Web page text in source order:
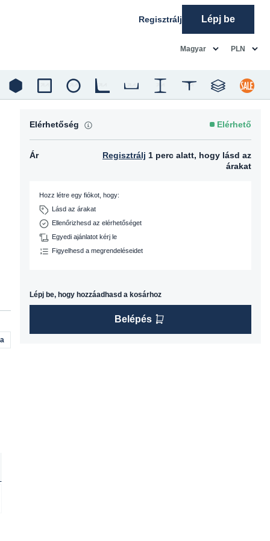
Regisztrálj Lépj be
Magyar PLN
Elérhetőség Elérhető
Ár Regisztrálj 1 perc alatt, hogy lásd az
árakat
Hozz létre egy fiókot, hogy:
Lásd az árakat
Ellenőrizhesd az elérhetőséget
Egyedi ajánlatot kérj le
Figyelhesd a megrendeléseidet
Lépj be, hogy hozzáadhasd a kosárhoz
Belépés